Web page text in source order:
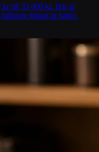
kr till 35 000 kr. Här är
ibland är bättre.